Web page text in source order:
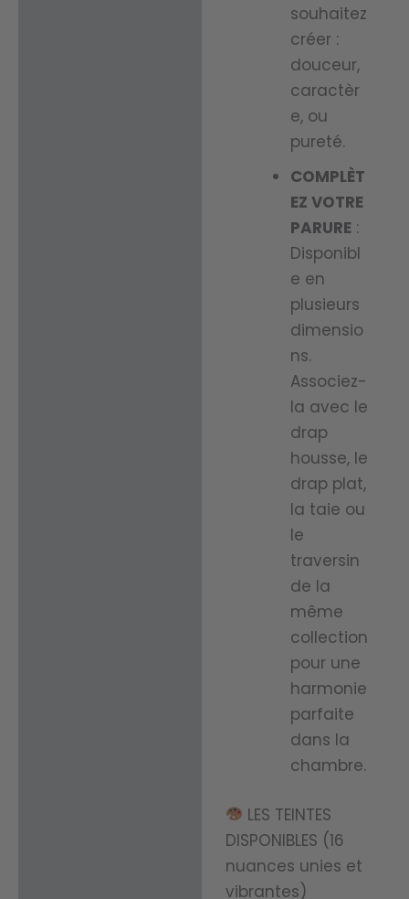
souhaitez
créer :
douceur,
caractèr
e, ou
pureté.
COMPLÈT
EZ VOTRE
PARURE:
Disponibl
e en
plusieurs
dimensio
ns.
Associez-
la avec le
drap
housse, le
drap plat,
la taie ou
le
traversin
de la
même
collection
pour une
harmonie
parfaite
dans la
chambre.
LES TEINTES
DISPONIBLES (16
nuances unies et
vibrantes)